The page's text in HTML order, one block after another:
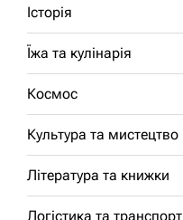
Історія
Їжа та кулінарія
Космос
Культура та мистецтво
Література та книжки
Логістика та транспорт